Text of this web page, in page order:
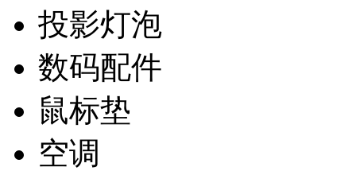
投影灯泡
数码配件
鼠标垫
空调